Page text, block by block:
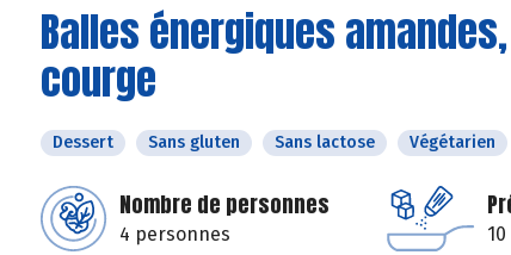
Balles énergiques
courge
Dessert Sans gluten Sans lactose Végétarien
Nombre de personnes
4 personnes